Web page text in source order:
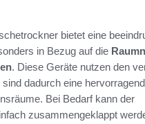
bietet eine
in Bezug auf die
. Diese Geräte nutzen den
dadurch eine
Bei Bedarf kann der
zusammengeklappt